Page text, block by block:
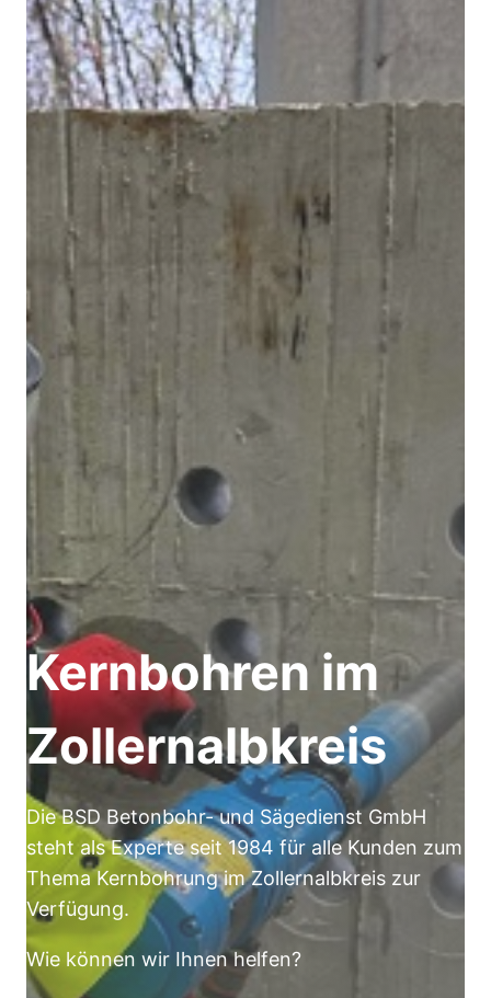
Kernbohren im
Zollernalbkreis
Die BSD Betonbohr- und Sägedienst GmbH
steht als Experte seit 1984 für alle Kunden zum
Thema Kernbohrung im Zollernalbkreis zur
Verfügung.
Wie können wir Ihnen helfen?